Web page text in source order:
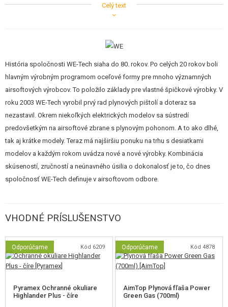
guličiek a na jedno naplnenie z fľaše je možné vystrieľať 15-30 rán. Tieto
hmotnosťou, funkciou a konštrukciou približujú svojim reálnym
Celý text
História spoločnosti WE-Tech siaha do 80. rokov. Po celých 20 rokov boli
hlavným výrobným programom oceľové formy pre mnoho významných
airsoftových výrobcov. To položilo základy pre vlastné špičkové výrobky. V
roku 2003 WE-Tech vyrobil prvý rad plynových pištolí a doteraz sa
nezastavil. Okrem niekoľkých elektrických modelov sa sústredí
predovšetkým na airsoftové zbrane s plynovým pohonom. A to ako dlhé,
tak aj krátke modely. Teraz má najširšiu ponuku na trhu s desiatkami
modelov a každým rokom uvádza nové a nové výrobky. Kombinácia
skúseností, zručností a neúnavného úsilia o dokonalosť je to, čo dnes
spoločnosť WE-Tech definuje v airsoftovom odbore.
VHODNÉ PRÍSLUŠENSTVO
Odporúčame Kód 6209
Pyramex Ochranné okuliare
Highlander Plus - číre
Odporúčame Kód 4878
AimTop Plynová fľaša Power
Green Gas (700ml)